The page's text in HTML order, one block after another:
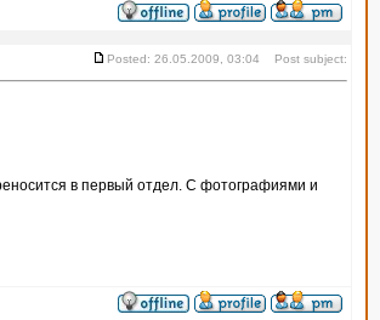
Posted: 26.05.2009, 03:04 Post subject:
в первый отдел. С фотографиями и